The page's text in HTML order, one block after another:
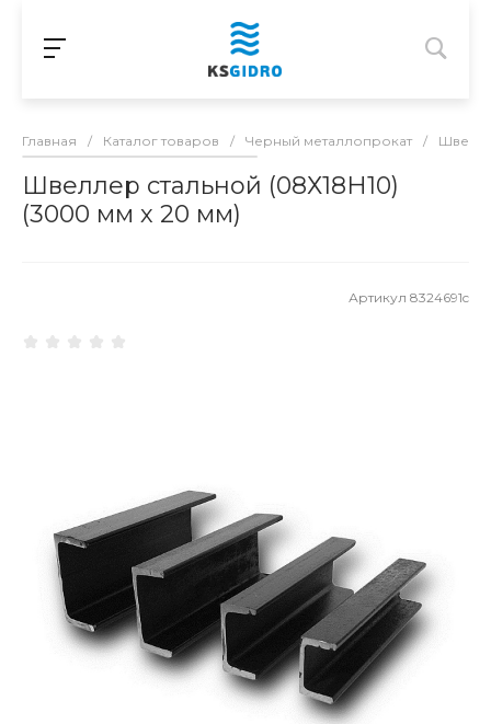
Главная / Каталог товаров / Черный металлопрокат /
Швеллер стальной (08Х18H10)
(3000 мм х 20 мм)
Артикул 8324691c